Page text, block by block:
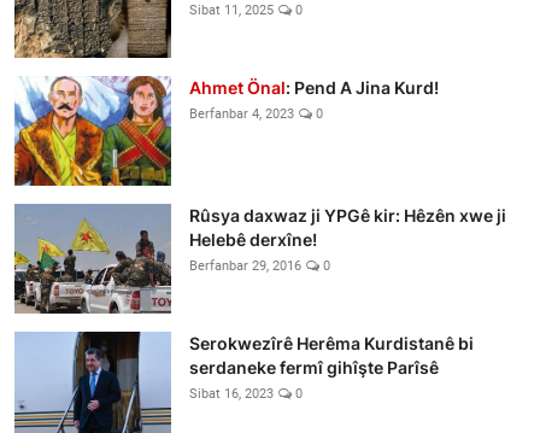
Sibat 11, 2025 0
Ahmet Önal: Pend A Jina Kurd!
Berfanbar 4, 2023 0
Rûsya daxwaz ji YPGê kir: Hêzên xwe ji
Helebê derxîne!
Berfanbar 29, 2016 0
Serokwezîrê Herêma Kurdistanê bi
serdaneke fermî gihîşte Parîsê
Sibat 16, 2023 0